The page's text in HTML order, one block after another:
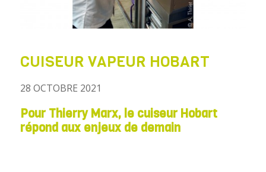
CUISEUR VAPEUR HOBART
28 OCTOBRE 2021
Pour Thierry Marx, le cuiseur Hobart
répond aux enjeux de demain